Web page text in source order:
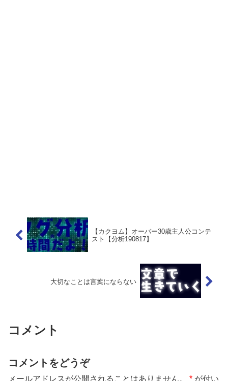
【カクヨム】オーバー30歳主人公コンテ
スト【分析190817】
大切なことは言葉にならない
コメント
コメントをどうぞ
メールアドレスが公開されることはありません。 * が付い